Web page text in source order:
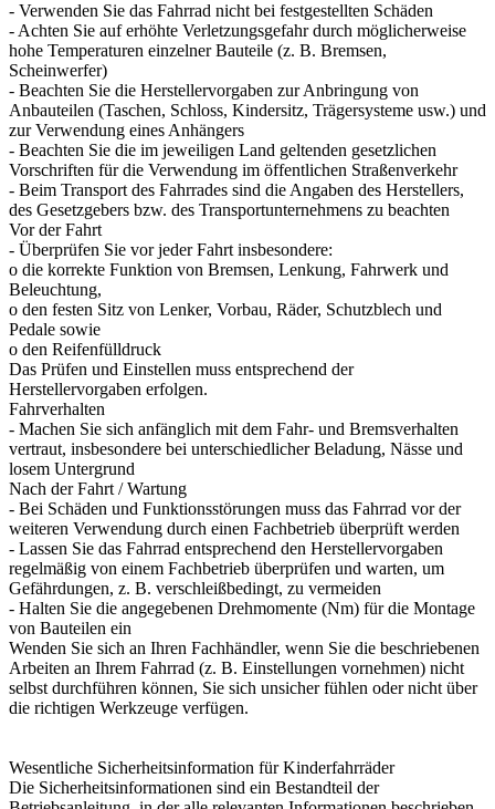
- Verwenden Sie das Fahrrad nicht bei festgestellten Schäden
- Achten Sie auf erhöhte Verletzungsgefahr durch möglicherweise
hohe Temperaturen einzelner Bauteile (z. B. Bremsen,
Scheinwerfer)
- Beachten Sie die Herstellervorgaben zur Anbringung von
Anbauteilen (Taschen, Schloss, Kindersitz, Trägersysteme usw.) und
zur Verwendung eines Anhängers
- Beachten Sie die im jeweiligen Land geltenden gesetzlichen
Vorschriften für die Verwendung im öffentlichen Straßenverkehr
- Beim Transport des Fahrrades sind die Angaben des Herstellers,
des Gesetzgebers bzw. des Transportunternehmens zu beachten
Vor der Fahrt
- Überprüfen Sie vor jeder Fahrt insbesondere:
o die korrekte Funktion von Bremsen, Lenkung, Fahrwerk und
Beleuchtung,
o den festen Sitz von Lenker, Vorbau, Räder, Schutzblech und
Pedale sowie
o den Reifenfülldruck
Das Prüfen und Einstellen muss entsprechend der
Herstellervorgaben erfolgen.
Fahrverhalten
- Machen Sie sich anfänglich mit dem Fahr- und Bremsverhalten
vertraut, insbesondere bei unterschiedlicher Beladung, Nässe und
losem Untergrund
Nach der Fahrt / Wartung
- Bei Schäden und Funktionsstörungen muss das Fahrrad vor der
weiteren Verwendung durch einen Fachbetrieb überprüft werden
- Lassen Sie das Fahrrad entsprechend den Herstellervorgaben
regelmäßig von einem Fachbetrieb überprüfen und warten, um
Gefährdungen, z. B. verschleißbedingt, zu vermeiden
- Halten Sie die angegebenen Drehmomente (Nm) für die Montage
von Bauteilen ein
Wenden Sie sich an Ihren Fachhändler, wenn Sie die beschriebenen
Arbeiten an Ihrem Fahrrad (z. B. Einstellungen vornehmen) nicht
selbst durchführen können, Sie sich unsicher fühlen oder nicht über
die richtigen Werkzeuge verfügen.
Wesentliche Sicherheitsinformation für Kinderfahrräder
Die Sicherheitsinformationen sind ein Bestandteil der